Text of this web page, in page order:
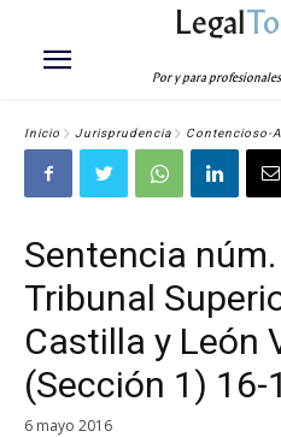
Legal
Por y para
Inicio Jurisprudencia Contencioso-
Sentencia
Tribunal
Castilla y León
(Sección 1) 16-
6 mayo 2016